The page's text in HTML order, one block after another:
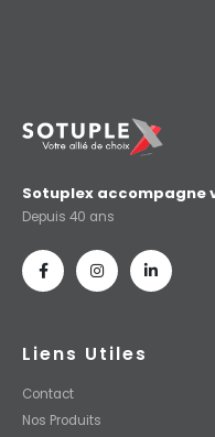
Sotuplex accompagne
Depuis 40 ans
Liens Utiles
Contact
Nos Produits